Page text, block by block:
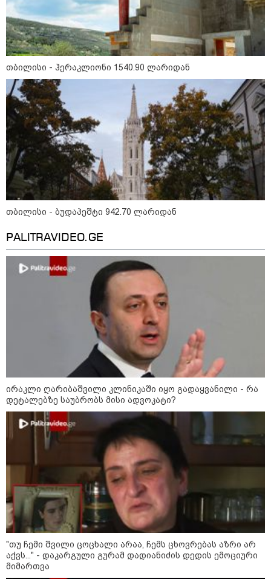
7
აგვისტო
დღის ზოგადი
ასტროლოგიური
პროგნოზი
ეს დღე გამოირჩევა სტაბილური და მშვიდი ენერგიით. კარგი
პერიოდია დაწყებული საქმეების ბოლომდე მოსაყვანად,
ფინანსური საკითხების გადასამოწმებლად და სამუშაო
სივრცის მოწესრიგებისთვის. თანმიმდევრული მოქმედება და
პრაქტიკული მიდგომა სასურველ შედეგს უდანაკარგოდ
მოგიტანთ.
როგორ მოვამზადოთ
ვეგეტარიანული ფალაფელი
რა უნდა გავაკეთოთ პირველ
რიგში შუქის გამორთვისას: 5
მნიშვნელოვანი ნაბიჯი
1-დღიანი ტურები თბილისიდან:
სად წავიდეთ დილით და
მსოფლიო
თბილისი - ჰერაკლიონი 1540.90 ლარიდან
თბილისი - ბუდაპეშტი 942.70 ლარიდან
PALITRAVIDEO.GE
ირაკლი ღარიბაშვილი კლინიკაში იყო გადაყვანილი - რა
დეტალებზე საუბრობს მისი ადვოკატი?
"თუ ჩემი შვილი ცოცხალი არაა, ჩემს ცხოვრებას აზრი არ
აქვს..." - დაკარგული გურამ დადიანიძის დედის ემოციური
მიმართვა